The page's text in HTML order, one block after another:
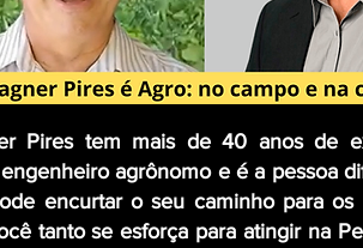
Pires tem mais de 40 anos de
agrônomo e é a pessoa
encurtar o seu caminho para os
tanto se esforça para atingir na